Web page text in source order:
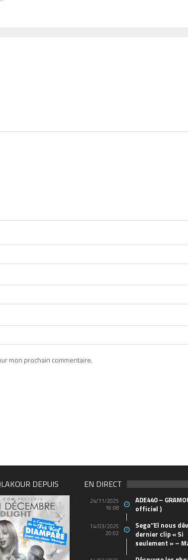
mon prochain commentaire.
DEPUIS EN DIRECT
24/11/2025
16:08
ADE440 –
officiel )
14/03/2025
20:02
Sega’’El nous
dernier clip « Si
seulement » –